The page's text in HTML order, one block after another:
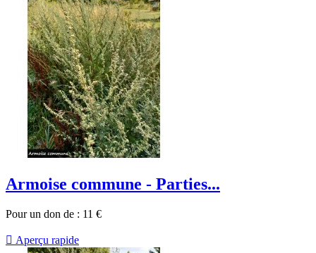
Armoise commune - Parties...
Pour un don de : 11 €
 Aperçu rapide